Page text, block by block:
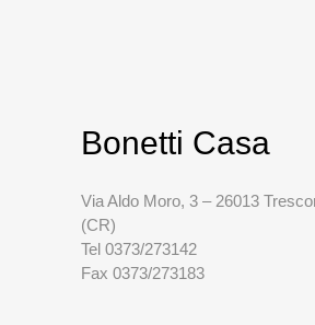
Bonetti Casa
Via Aldo Moro, 3 – 26013
(CR)
Tel 0373/273142
Fax 0373/273183